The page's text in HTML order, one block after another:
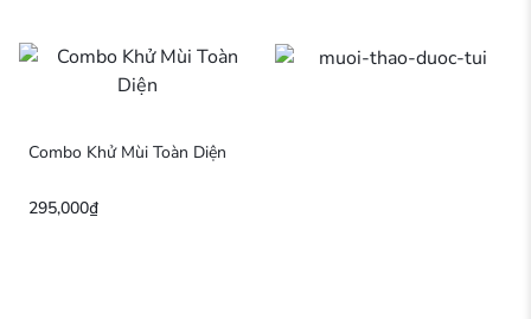
Combo Khử Mùi Toàn Diện
295,000₫